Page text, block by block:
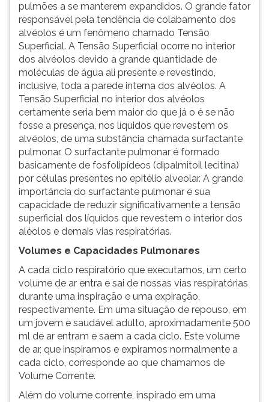
pulmões a se manterem expandidos. O grande fator
responsável pela tendência de colabamento dos
alvéolos é um fenômeno chamado Tensão
Superficial. A Tensão Superficial ocorre no interior
dos alvéolos devido a grande quantidade de
moléculas de água ali presente e revestindo,
inclusive, toda a parede interna dos alvéolos. A
Tensão Superficial no interior dos alvéolos
certamente seria bem maior do que já o é se não
fosse a presença, nos líquidos que revestem os
alvéolos, de uma substância chamada surfactante
pulmonar. O surfactante pulmonar é formado
basicamente de fosfolipídeos (dipalmitoil lecitina)
por células presentes no epitélio alveolar. A grande
importância do surfactante pulmonar é sua
capacidade de reduzir significativamente a tensão
superficial dos líquidos que revestem o interior dos
aléolos e demais vias respiratórias.
Volumes e Capacidades Pulmonares
A cada ciclo respiratório que executamos, um certo
volume de ar entra e sai de nossas vias respiratórias
durante uma inspiração e uma expiração,
respectivamente. Em uma situação de repouso, em
um jovem e saudável adulto, aproximadamente 500
ml de ar entram e saem a cada ciclo. Este volume
de ar, que inspiramos e expiramos normalmente a
cada ciclo, corresponde ao que chamamos de
Volume Corrente.
Além do volume corrente, inspirado em uma